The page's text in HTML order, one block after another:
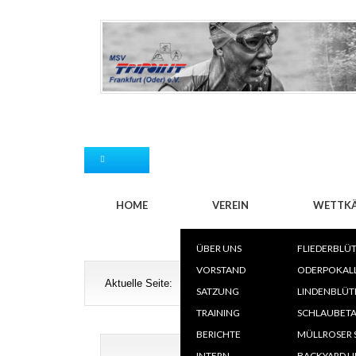
HOME VEREIN
ÜBER UNS
VORSTAND
SATZUNG
TRAINING
BERICHTE
MÜLLROSER
Aktuelle Seite: